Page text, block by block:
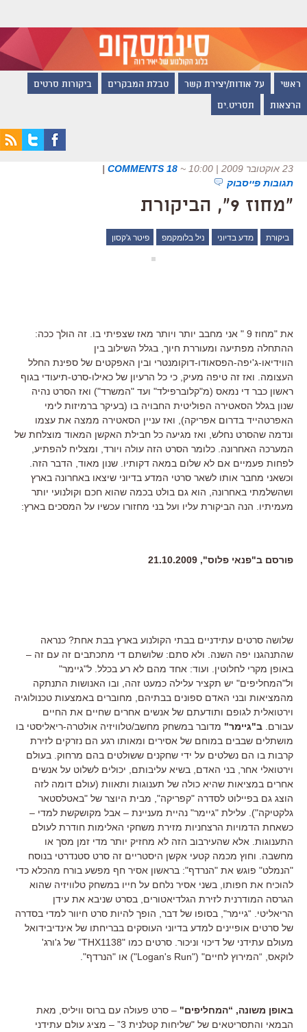
ראשי על אודות/יצירת קשר טבלת המבקרים ביקורות סרטים
הרצאות תסריט.ים
23 אוקטובר 2009 | 10:00 ~
18 COMMENTS
|
תגובות פייסבוק
"מחוז 9", הביקורת
ביקורת מדע בדיוני ניל בלומקמפ פיטר ג'קסון
את "מחוז 9 " אני מחבב יותר ויותר מאז שצפיתי בו. זה הולך ככה:
ההתחלה מפתיעה ומעוררת חיוך, בגלל השילוב בין
הווידיאו-ג'יפה-הפסאודו-דוקומנטרי ובין האפקטים של ספינת החלל
העצומה. ואז זה טיפה מעיק, כי כל הרעיון של כאילו-סרט-תיעודי בגוף
ראשון כבר די נמאס (מ"קלוברפילד" ועד "המשרד") ואז הסרט נהיה
שנון בגלל הסאטירה הפוליטית החבויה בו (בעיקר ברמיזות לימי
האפרטהייד בדרום אפריקה), ואז עניין הסאטירה ממצה את עצמו
ונדמה שהסרט נחלש, ואז מגיעה כל חבילת האקשן המאוד מוצלחת של
המערכה האחרונה. כלומר הסרט הזה עולה ויורד, ומצליח להפתיע,
לפחות פעמיים אם לא שלום במאה דקותיו. שנון מאוד, הדבר הזה.
וכשאני מחבר אותו לשאר סרטי המדע בדיוני שיצאו באחרונה בארץ
ושהשלמתי באחרונה, הוא גם בולט בכמה שהוא חכם וקולנועי יותר
מעמיתיו. הנה הביקורת עליו ועל בני מחזורו עכשיו על המסכים בארץ:
פורסם ב"פנאי פלוס", 21.10.2009
שלושה סרטים עתידניים בבתי הקולנוע בארץ בבת אחת? כנראה
שהתנהגנו יפה השנה. ולא סתם: שלושתם די מתכתבים זה עם זה –
באופן מקרי לחלוטין. ועוד: אחד מהם לא רע בכלל. ל"גיימר"
ול"המחליפים" יש תקציר עלילה כמעט זהה, ובו האנושות התנתקה
מהמציאות ובני האדם ספונים בבתיהם, מחוברים באמצעות טכנולוגיה
וירטואלית לגופם ותודעתם של אנשים אחרים שחיים את החיים
עבורם. ב"גיימר" מדובר במשחק מחשב/טלוויזיה אולטרה-ריאליסטי בו
מושתלים שבבים במוחם של אסירים ומאותו רגע הם נזרקים לזירת
קרבות בו הם נשלטים על ידי שחקנים ששולטים בהם מרחוק. בעולם
וירטואלי אחר, בני האדם, בשיא עליבותם, יכולים לשלוט על אנשים
אחרים במציאות שהיא כולה של תענוגות ותאוות (עולם דומה לזה
הוצג גם בפיילוט לסדרה "קפריקה", מבית היוצר של "באטלסטאר
גלקטיקה"). עלילת "גיימר" נהיית מעניינת – אבל מקושקשת למדי –
כשאחת הדמויות הרצחניות מזירת משחקי האלימות חודרת לעולם
התענוגות. אלא שהעירבוב הזה לא מחזיק יותר מדי זמן מסך או
מחשבה. וחוץ מכמה קטעי אקשן היסטריים זה סרט סטנדרטי בנוסח
"הנמלט" פוגש את "הנרדף": בראשון אסיר חף מפשע בורח מהכלא כדי
להוכיח את חפותו, בשני אסיר נלחם על חייו במשחק טלוויזיה שהוא
הגרסה המודרנית לזירת הגלדיאטורים, בסרט שניבא את עידן
הריאליטי. “גיימר", בסופו של דבר, הופך להיות סרט חיוור למדי בסדרה
של סרטים אופיינים למדע בדיוני העוסקים בבריחתו של אינדיבידואל
מעולם עתידני של דיכוי וניכור. סרטים כמו "THX1138” של ג'ורג'
לוקאס, “המירוץ לחיים" ("Logan's Run") או "הנרדף".
באופן משונה, “המחליפים" – סרט פעולה עם ברוס וויליס, מאת
הבמאי והתסריטאים של "שליחות קטלנית 3” – מציג עולם עתידני